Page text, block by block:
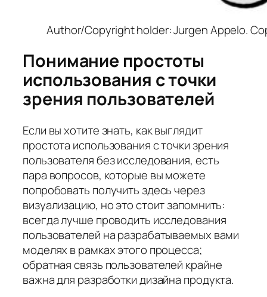
Author/Copyright holder: Jurgen Appelo.
Понимание простоты
использования с точки
зрения пользователей
Если вы хотите знать, как выглядит
простота использования с точки зрения
пользователя без исследования, есть
пара вопросов, которые вы можете
попробовать получить здесь через
визуализацию, но это стоит запомнить:
всегда лучше проводить исследования
пользователей на разрабатываемых вами
моделях в рамках этого процесса;
обратная связь пользователей крайне
важна для разработки дизайна продукта.